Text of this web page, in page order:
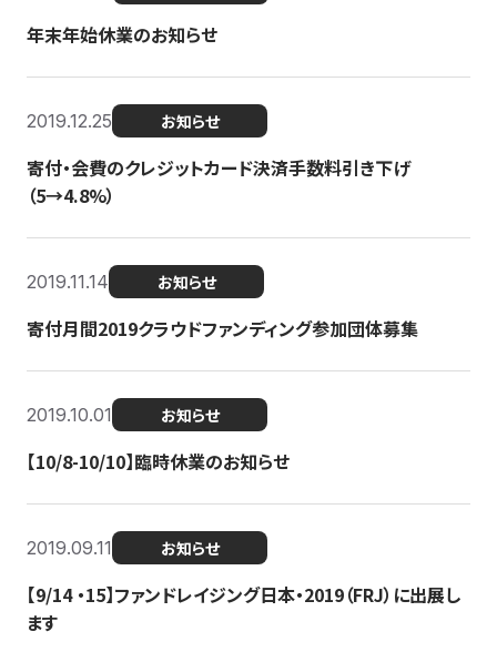
年末年始休業のお知らせ
2019.12.25 お知らせ
寄付・会費のクレジットカード決済手数料引き下げ
（5→4.8%）
2019.11.14 お知らせ
寄付月間2019クラウドファンディング参加団体募集
2019.10.01 お知らせ
【10/8-10/10】臨時休業のお知らせ
2019.09.11 お知らせ
【9/14 ・15】ファンドレイジング日本・2019（FRJ）に出展し
ます